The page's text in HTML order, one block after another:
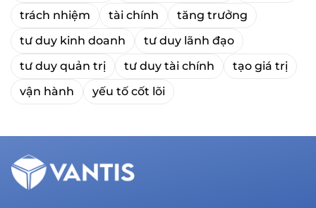
trách nhiệm
tài chính
tăng trưởng
tư duy kinh doanh
tư duy lãnh đạo
tư duy quản trị
tư duy tài chính
tạo giá trị
vận hành
yếu tố cốt lõi